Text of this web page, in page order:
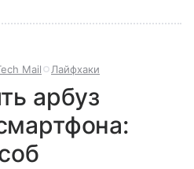
Mail Лайфхаки
арбуз